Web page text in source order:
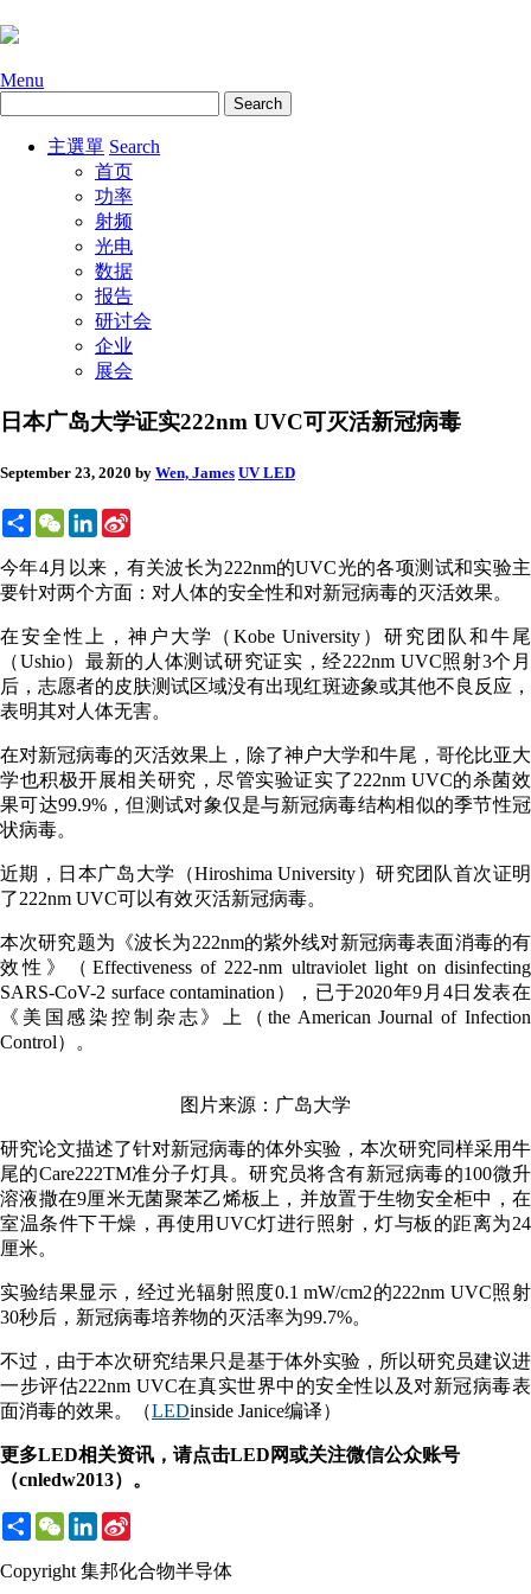
Menu
主選單 Search
首页
功率
射频
光电
数据
报告
研讨会
企业
展会
日本广岛大学证实222nm UVC可灭活新冠病毒
September 23, 2020 by Wen, James UV LED
ShareWeChatLinkedIn
今年4月以来，有关波长为222nm的UVC光的各项测试和实验主
要针对两个方面：对人体的安全性和对新冠病毒的灭活效果。
在安全性上，神户大学（Kobe University）研究团队和牛尾
（Ushio）最新的人体测试研究证实，经222nm UVC照射3个月
后，志愿者的皮肤测试区域没有出现红斑迹象或其他不良反应，
表明其对人体无害。
在对新冠病毒的灭活效果上，除了神户大学和牛尾，哥伦比亚大
学也积极开展相关研究，尽管实验证实了222nm UVC的杀菌效
果可达99.9%，但测试对象仅是与新冠病毒结构相似的季节性冠
状病毒。
近期，日本广岛大学（Hiroshima University）研究团队首次证明
了222nm UVC可以有效灭活新冠病毒。
本次研究题为《波长为222nm的紫外线对新冠病毒表面消毒的有
效性》（Effectiveness of 222-nm ultraviolet light on disinfecting
SARS-CoV-2 surface contamination），已于2020年9月4日发表在
《美国感染控制杂志》上（the American Journal of Infection
Control）。
图片来源：广岛大学
研究论文描述了针对新冠病毒的体外实验，本次研究同样采用牛
尾的Care222TM准分子灯具。研究员将含有新冠病毒的100微升
溶液撒在9厘米无菌聚苯乙烯板上，并放置于生物安全柜中，在
室温条件下干燥，再使用UVC灯进行照射，灯与板的距离为24
厘米。
实验结果显示，经过光辐射照度0.1 mW/cm2的222nm UVC照射
30秒后，新冠病毒培养物的灭活率为99.7%。
不过，由于本次研究结果只是基于体外实验，所以研究员建议进
一步评估222nm UVC在真实世界中的安全性以及对新冠病毒表
面消毒的效果。（LEDinside Janice编译）
更多LED相关资讯，请点击LED网或关注微信公众账号
（cnledw2013）。
ShareWeChatLinkedIn
Copyright 集邦化合物半导体